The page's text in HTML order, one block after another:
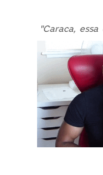
"Caraca,